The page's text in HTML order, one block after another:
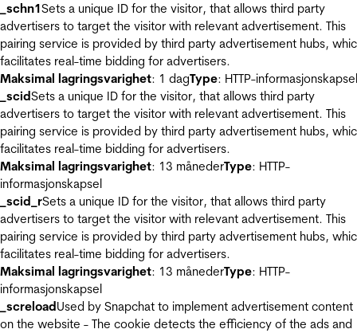
_schn1Sets a unique ID for the visitor, that allows third party
advertisers to target the visitor with relevant advertisement. This
pairing service is provided by third party advertisement hubs,
facilitates real-time bidding for advertisers.
Maksimal lagringsvarighet: 1 dagType: HTTP-informasjonskapsel
_scidSets a unique ID for the visitor, that allows third party
advertisers to target the visitor with relevant advertisement. This
pairing service is provided by third party advertisement hubs,
facilitates real-time bidding for advertisers.
Maksimal lagringsvarighet: 13 månederType: HTTP-
informasjonskapsel
_scid_rSets a unique ID for the visitor, that allows third party
advertisers to target the visitor with relevant advertisement. This
pairing service is provided by third party advertisement hubs,
facilitates real-time bidding for advertisers.
Maksimal lagringsvarighet: 13 månederType: HTTP-
informasjonskapsel
_screloadUsed by Snapchat to implement advertisement content
on the website - The cookie detects the efficiency of the ads and